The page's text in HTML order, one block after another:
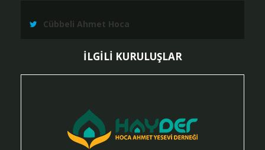
Cübbeli Ahmet Hoca
İLGİLİ KURULUŞLAR